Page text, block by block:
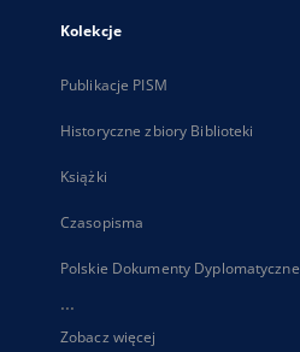
Kolekcje
Publikacje PISM
Historyczne zbiory Biblioteki
Książki
Czasopisma
Polskie Dokumenty Dyplomatyczne
...
Zobacz więcej